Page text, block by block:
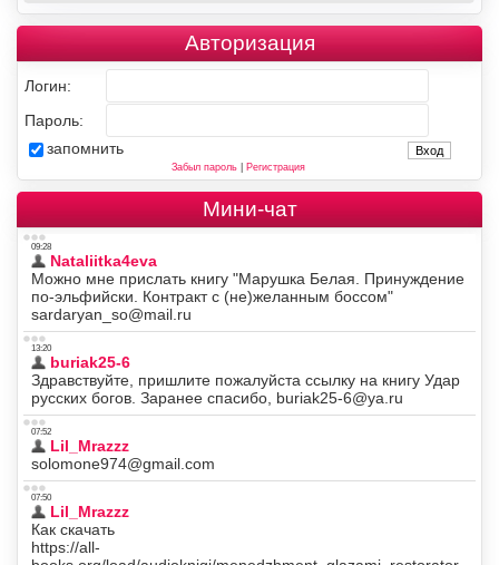
Авторизация
Логин:
Пароль:
запомнить
Забыл пароль| Регистрация
Мини-чат